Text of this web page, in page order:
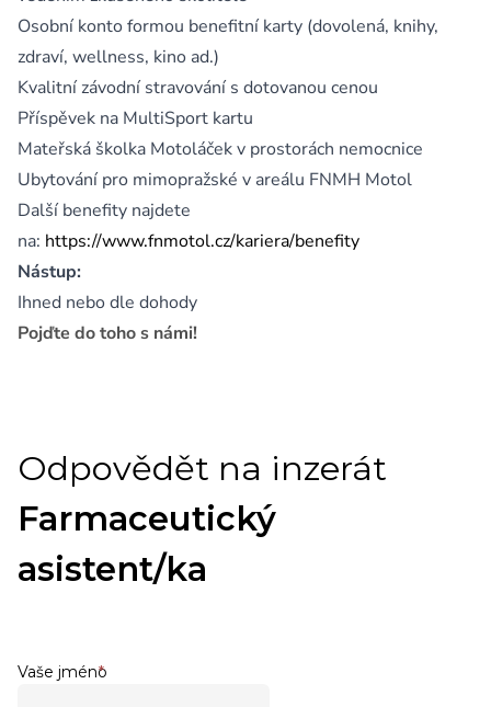
Osobní konto formou benefitní karty (dovolená, knihy,
zdraví, wellness, kino ad.)
Kvalitní závodní stravování s dotovanou cenou
Příspěvek na MultiSport kartu
Mateřská školka Motoláček v prostorách nemocnice
Ubytování pro mimopražské v areálu FNMH Motol
Další benefity najdete
na: https://www.fnmotol.cz/kariera/benefity
Nástup:
Ihned nebo dle dohody
Pojďte do toho s námi!